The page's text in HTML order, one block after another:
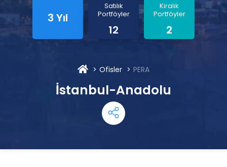
3 Yıl
Satılık
Portföyler
12
Kiralık
Portföyler
2
Ofisler PERA
İstanbul-Anadolu